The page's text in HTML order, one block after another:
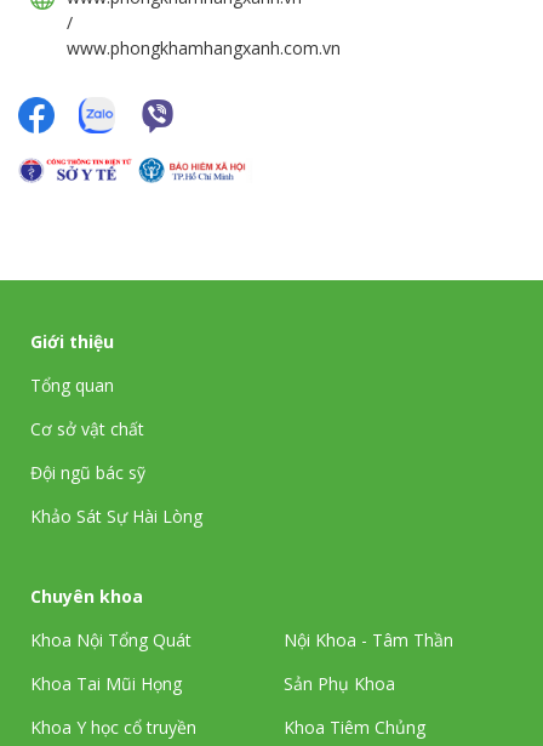
/
www.phongkhamhangxanh.com.vn
Giới thiệu
Tổng quan
Cơ sở vật chất
Đội ngũ bác sỹ
Khảo Sát Sự Hài Lòng
Chuyên khoa
Khoa Nội Tổng Quát
Nội Khoa - Tâm Thần
Khoa Tai Mũi Họng
Sản Phụ Khoa
Khoa Y học cổ truyền
Khoa Tiêm Chủng